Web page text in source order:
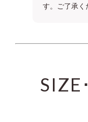
す。ご了承く
SIZE